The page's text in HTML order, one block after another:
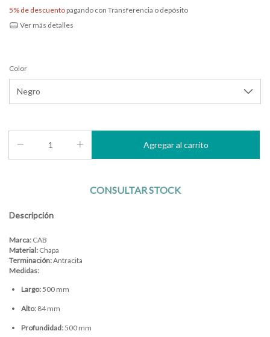
5% de descuento pagando con Transferencia o depósito
Ver más detalles
Color
Descripción
Marca: CAB
Material: Chapa
Terminación:Antracita
Medidas:
Largo: 500 mm
Alto: 84 mm
Profundidad: 500 mm